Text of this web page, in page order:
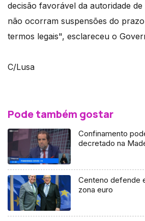
decisão favorável da autoridade de
não ocorram suspensões do
termos legais", esclareceu o
C/Lusa
Pode também gostar
Confinamento
decretado na
Centeno defende
zona euro